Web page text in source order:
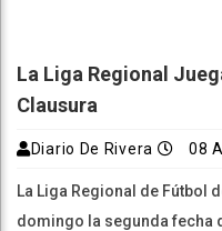
La Liga Regional
Clausura
Diario De Rivera 08
La Liga Regional de Fútbol
domingo la segunda fecha